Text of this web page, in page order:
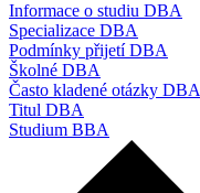
Informace o studiu DBA
Specializace DBA
Podmínky přijetí DBA
Školné DBA
Často kladené otázky DBA
Titul DBA
Studium BBA